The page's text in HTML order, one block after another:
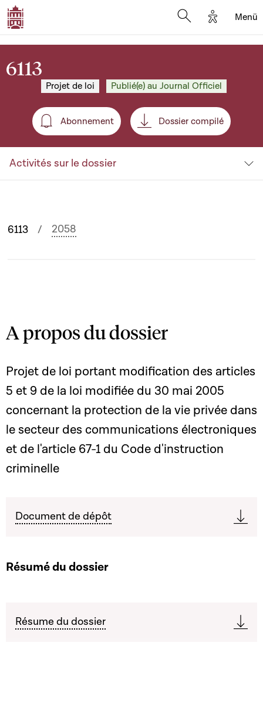
Options
Menü
6113
Projet de loi Publié(e) au Journal Officiel
Abonnement
Abonnement Dossier compilé
Activités sur le dossier
6113 2058
A propos du dossier
Projet de loi portant modification des articles
5 et 9 de la loi modifiée du 30 mai 2005
concernant la protection de la vie privée dans
le secteur des communications électroniques
et de l'article 67-1 du Code d'instruction
criminelle
Document de dépôt
Résumé du dossier
Résume du dossier